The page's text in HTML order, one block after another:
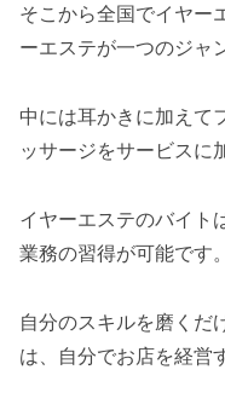
そこから全国でイヤー
ーエステが一つのジャ
中には耳かきに加えて
ッサージをサービスに
イヤーエステのバイト
業務の習得が可能です。
自分のスキルを磨くだ
は、自分でお店を経営